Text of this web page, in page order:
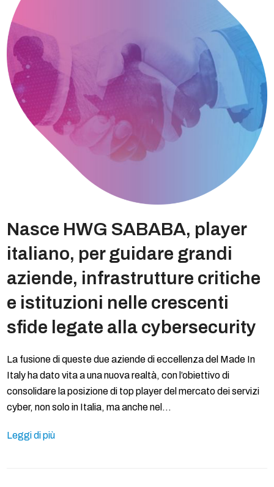
Nasce HWG SABABA, player
italiano, per guidare grandi
aziende, infrastrutture critiche
e istituzioni nelle crescenti
sfide legate alla cybersecurity
La fusione di queste due aziende di eccellenza del Made In
Italy ha dato vita a una nuova realtà, con l’obiettivo di
consolidare la posizione di top player del mercato dei servizi
cyber, non solo in Italia, ma anche nel…
Leggi di più